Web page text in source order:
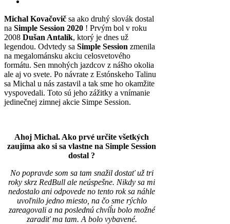
Michal Kovačovič sa ako druhý slovák dostal
na Simple Session 2020 ! Prvým bol v roku
2008 Dušan Antalík, ktorý je dnes už
legendou. Odvtedy sa Simple Session zmenila
na megalománsku akciu celosvetového
formátu. Sen mnohých jazdcov z nášho okolia
ale aj vo svete. Po návrate z Estónskeho Talinu
sa Michal u nás zastavil a tak sme ho okamžite
vyspovedali. Toto sú jeho zážitky a vnímanie
jedinečnej zimnej akcie Simpe Session.
Ahoj Michal. Ako prvé určite všetkých
zaujíma ako si sa vlastne na Simple Session
dostal ?
No popravde som sa tam snažil dostať už tri
roky skrz RedBull ale neúspešne. Nikdy sa mi
nedostalo ani odpovede no tento rok sa náhle
uvoľnilo jedno miesto, na čo sme rýchlo
zareagovali a na poslednú chvíĺu bolo možné
zaradiť ma tam. A bolo vybavené.